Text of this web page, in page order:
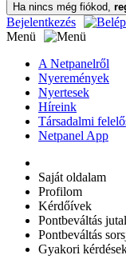
Ha nincs még fiókod,
Bejelentkezés
Menü
A Netpanelről
Nyeremények
Nyertesek
Híreink
Társadalmi
Netpanel App
Saját oldalam
Profilom
Kérdőívek
Pontbeváltás
Pontbeváltás
Gyakori